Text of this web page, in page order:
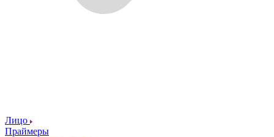
Лицо
Праймеры